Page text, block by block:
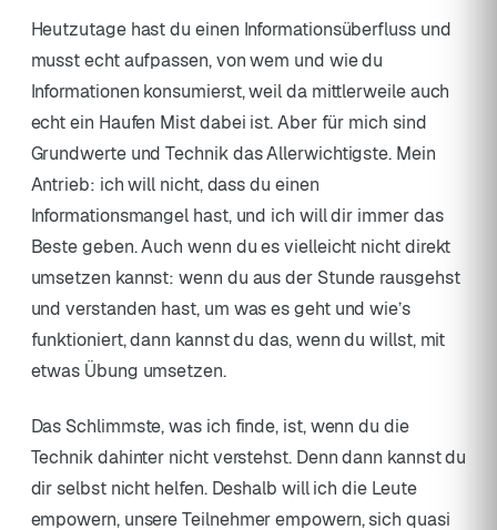
Heutzutage hast du einen Informationsüberfluss und
musst echt aufpassen, von wem und wie du
Informationen konsumierst, weil da mittlerweile auch
echt ein Haufen Mist dabei ist. Aber für mich sind
Grundwerte und Technik das Allerwichtigste. Mein
Antrieb: ich will nicht, dass du einen
Informationsmangel hast, und ich will dir immer das
Beste geben. Auch wenn du es vielleicht nicht direkt
umsetzen kannst: wenn du aus der Stunde rausgehst
und verstanden hast, um was es geht und wie’s
funktioniert, dann kannst du das, wenn du willst, mit
etwas Übung umsetzen.
Das Schlimmste, was ich finde, ist, wenn du die
Technik dahinter nicht verstehst. Denn dann kannst du
dir selbst nicht helfen. Deshalb will ich die Leute
empowern, unsere Teilnehmer empowern, sich quasi